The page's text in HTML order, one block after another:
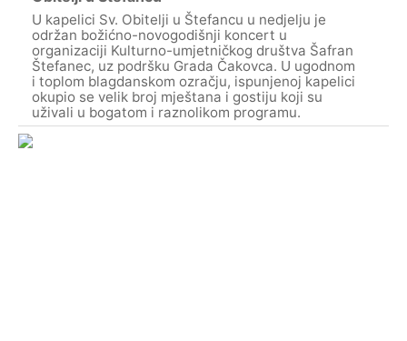
U kapelici Sv. Obitelji u Štefancu u nedjelju je
održan božićno-novogodišnji koncert u
organizaciji Kulturno-umjetničkog društva Šafran
Štefanec, uz podršku Grada Čakovca. U ugodnom
i toplom blagdanskom ozračju, ispunjenoj kapelici
okupio se velik broj mještana i gostiju koji su
uživali u bogatom i raznolikom programu.